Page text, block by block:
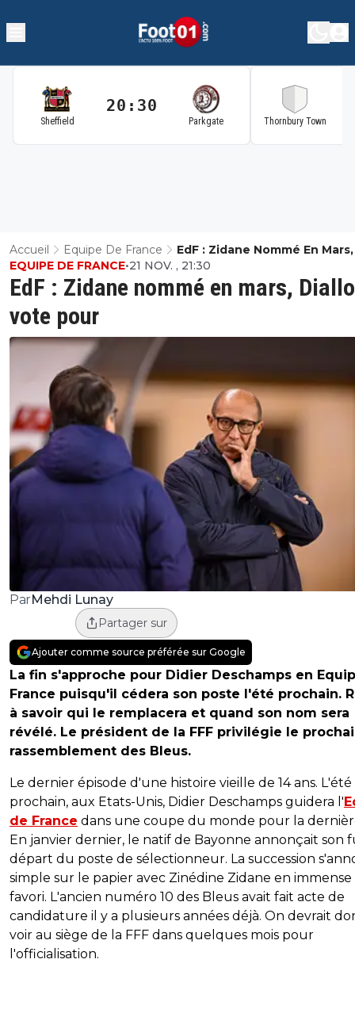
Sheffield
20:30
Parkgate Thornbury Town
Accueil Equipe De France
EdF : Zidane Nommé En
Vote Pour
EdF : Zidane nommé en mars, Diallo
vote pour
EQUIPE DE FRANCE•21 NOV. , 21:30
ParMehdi Lunay
Partager sur
Ajouter comme source préférée sur Google
La fin s'approche pour Didier Deschamps en
France puisqu'il cédera son poste l'été prochain.
à savoir qui le remplacera et quand son nom sera
révélé. Le président de la FFF privilégie le
rassemblement des Bleus.
Le dernier épisode d'une histoire vieille de 14 ans. L'été
prochain, aux Etats-Unis, Didier Deschamps guidera l'
de France dans une coupe du monde pour la
En janvier dernier, le natif de Bayonne annonçait son
départ du poste de sélectionneur. La succession
simple sur le papier avec Zinédine Zidane en immense
favori. L'ancien numéro 10 des Bleus avait fait acte de
candidature il y a plusieurs années déjà. On devrait
voir au siège de la FFF dans quelques mois pour
l'officialisation.